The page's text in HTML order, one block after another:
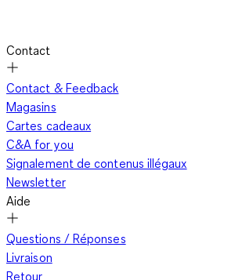
Contact
Contact & Feedback
Magasins
Cartes cadeaux
C&A for you
Signalement de contenus illégaux
Newsletter
Aide
Questions / Réponses
Livraison
Retour